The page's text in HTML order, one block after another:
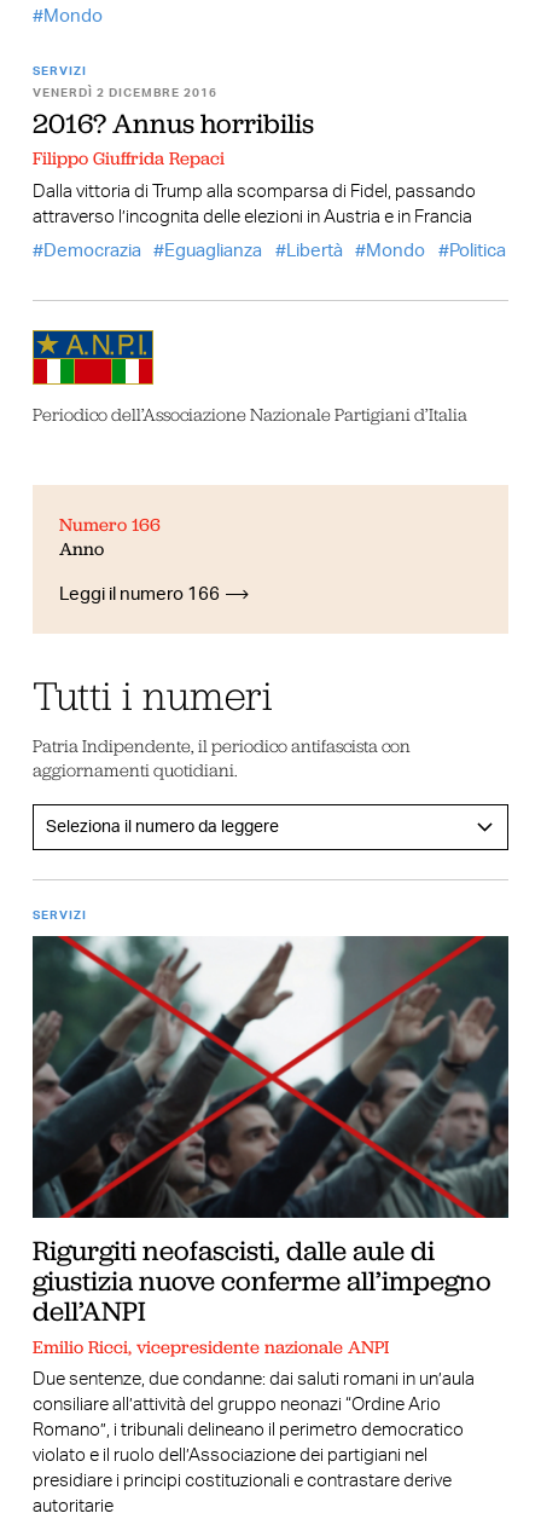
Mondo
SERVIZI
VENERDÌ 2 DICEMBRE 2016
2016? Annus horribilis
Filippo Giuffrida Repaci
Dalla vittoria di Trump alla scomparsa di Fidel, passando
attraverso l’incognita delle elezioni in Austria e in Francia
Democrazia
Eguaglianza Libertà Mondo Politica
Periodico dell’Associazione Nazionale Partigiani d’Italia
Numero 166
Anno
Leggi il numero 166
Tutti i numeri
Patria Indipendente, il periodico antifascista con
aggiornamenti quotidiani.
SERVIZI
Rigurgiti neofascisti, dalle aule di
giustizia nuove conferme all’impegno
dell’ANPI
Emilio Ricci, vicepresidente nazionale ANPI
Due sentenze, due condanne: dai saluti romani in un’aula
consiliare all’attività del gruppo neonazi “Ordine Ario
Romano”, i tribunali delineano il perimetro democratico
violato e il ruolo dell’Associazione dei partigiani nel
presidiare i principi costituzionali e contrastare derive
autoritarie